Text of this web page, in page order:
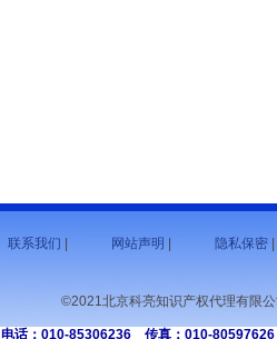
联系我们 网站声明 隐私保密
©2021北京科亮知识产权代理有限公
电话：010-85306236 传真：010-